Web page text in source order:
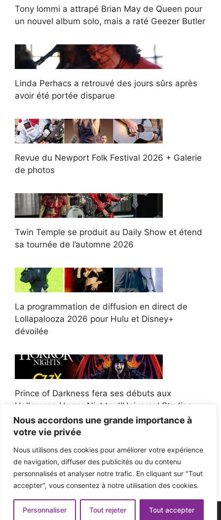
Nous accordons une grande importance à
votre vie privée
Nous utilisons des cookies pour améliorer votre expérience
de navigation, diffuser des publicités ou du contenu
personnalisés et analyser notre trafic. En cliquant sur "Tout
accepter", vous consentez à notre utilisation des cookies.
Personnaliser Tout rejeter Tout accepter
Tony Iommi a attrapé Brian May de Queen pour
un nouvel album solo, mais a raté Geezer Butler
Linda Perhacs a retrouvé des jours sûrs après
avoir été portée disparue
Revue du Newport Folk Festival 2026 + Galerie
de photos
Twin Temple se produit au Daily Show et étend
sa tournée de l’automne 2026
La programmation de diffusion en direct de
Lollapalooza 2026 pour Hulu et Disney+
dévoilée
Prince of Darkness fera ses débuts aux
Halloween Horror Nights d'Universal Studios
Afroman poursuit un policier de l'Ohio après la
victoire du jury en diffamation
© 2026 - Pop'n Music -